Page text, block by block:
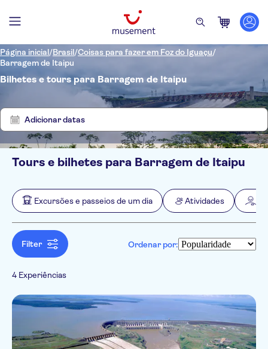
Página inicial/Brasil/Coisas para fazer em Foz do Iguaçu/
Barragem de Itaipu
Bilhetes e tours para Barragem de Itaipu
Adicionar datas
FiltrosPreço (por adulto)
Mín. R$ Máx. R$
NO-PICKUP
Opções de ingressos
Confirmação instantânea
Cancelamento gratuito
Categorias
Excursões e passeios de um dia
Cultura e história
Atividades
Atrações e visitas guiadas
Idomas
Inglês
Espanhol
4
resultados
Tours e bilhetes para Barragem de Itaipu
Excursões e passeios de um dia Atividades
Filter Ordenar por:
4 Experiências